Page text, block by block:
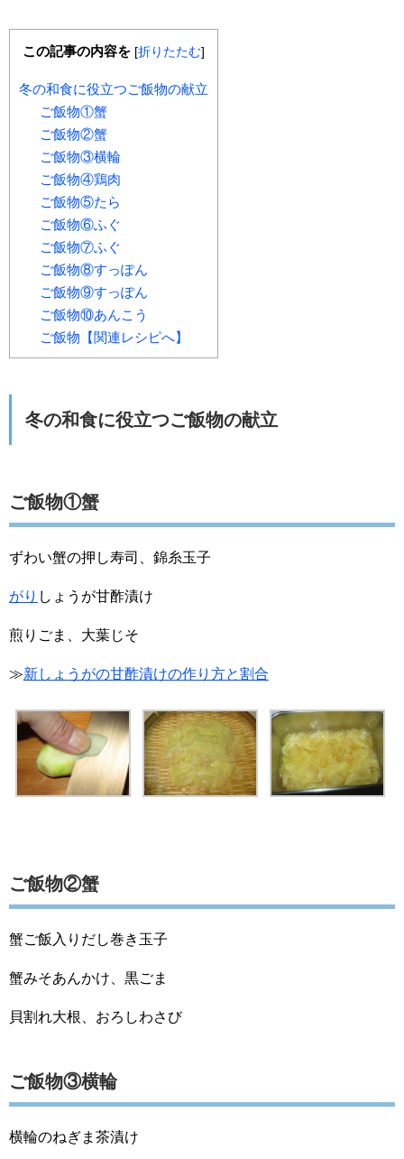
この記事の内容を [折りたたむ]
冬の和食に役立つご飯物の献立
ご飯物①蟹
ご飯物②蟹
ご飯物③横輪
ご飯物④鶏肉
ご飯物⑤たら
ご飯物⑥ふぐ
ご飯物⑦ふぐ
ご飯物⑧すっぽん
ご飯物⑨すっぽん
ご飯物⑩あんこう
ご飯物【関連レシピへ】
冬の和食に役立つご飯物の献立
ご飯物①蟹
ずわい蟹の押し寿司、錦糸玉子
がり しょうが甘酢漬け
煎りごま、大葉じそ
≫新しょうがの甘酢漬けの作り方と割合
ご飯物②蟹
蟹ご飯入りだし巻き玉子
蟹みそあんかけ、黒ごま
貝割れ大根、おろしわさび
ご飯物③横輪
横輪のねぎま茶漬け